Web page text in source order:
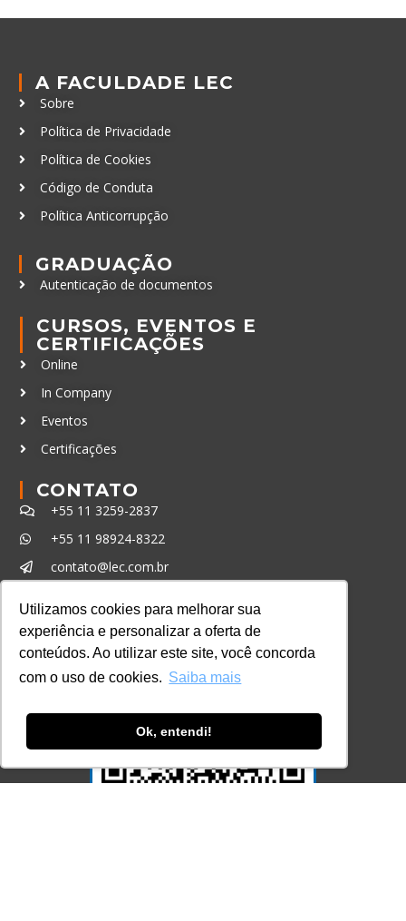
Utilizamos cookies para melhorar sua
experiência e personalizar a oferta de
conteúdos. Ao utilizar este site, você concorda
com o uso de cookies. Saiba mais
Ok, entendi!
A FACULDADE LEC
Sobre
Política de Privacidade
Política de Cookies
Código de Conduta
Política Anticorrupção
GRADUAÇÃO
Autenticação de documentos
CURSOS, EVENTOS E
CERTIFICAÇÕES
Online
In Company
Eventos
Certificações
CONTATO
+55 11 3259-2837
+55 11 98924-8322
contato@lec.com.br
Ferramenta Antifraude
Consulte aqui o cadastro da Instituição no
Sistema e-MEC